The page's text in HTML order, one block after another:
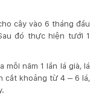
cây vào 6 tháng đầu
đó thực hiện tưới 1
năm 1 lần lá già, lá
cắt khoảng từ 4 – 6 lá,